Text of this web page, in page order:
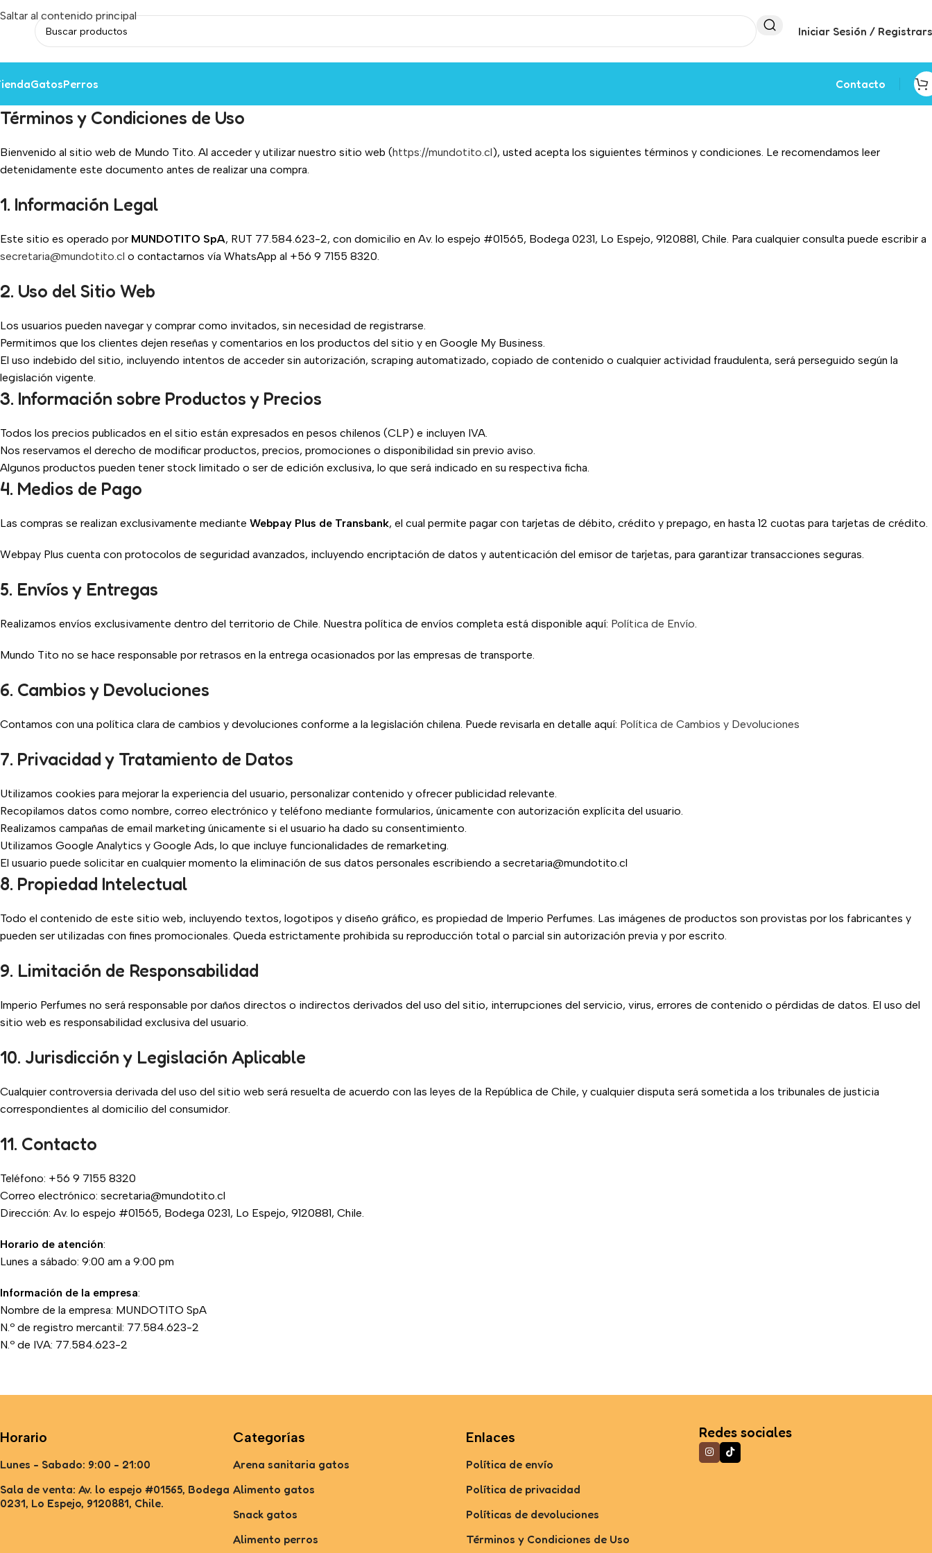
Saltar al contenido principal
Iniciar Sesión /
GatosPerros Contacto
Términos y Condiciones de Uso
Bienvenido al sitio web de Mundo Tito. Al acceder y utilizar nuestro sitio web (https://mundotito.cl), usted acepta los siguientes términos y condiciones. Le recomendamos leer
detenidamente este documento antes de realizar una compra.
1. Información Legal
Este sitio es operado por MUNDOTITO SpA, RUT 77.584.623-2, con domicilio en Av. lo espejo #01565, Bodega 0231, Lo Espejo, 9120881, Chile. Para cualquier consulta puede escribir a
secretaria@mundotito.cl o contactarnos vía WhatsApp al +56 9 7155 8320.
2. Uso del Sitio Web
Los usuarios pueden navegar y comprar como invitados, sin necesidad de registrarse.
Permitimos que los clientes dejen reseñas y comentarios en los productos del sitio y en Google My Business.
El uso indebido del sitio, incluyendo intentos de acceder sin autorización, scraping automatizado, copiado de contenido o cualquier actividad fraudulenta, será perseguido según la
legislación vigente.
3. Información sobre Productos y Precios
Todos los precios publicados en el sitio están expresados en pesos chilenos (CLP) e incluyen IVA.
Nos reservamos el derecho de modificar productos, precios, promociones o disponibilidad sin previo aviso.
Algunos productos pueden tener stock limitado o ser de edición exclusiva, lo que será indicado en su respectiva ficha.
4. Medios de Pago
Las compras se realizan exclusivamente mediante Webpay Plus de Transbank, el cual permite pagar con tarjetas de débito, crédito y prepago, en hasta 12 cuotas para tarjetas de crédito.
Webpay Plus cuenta con protocolos de seguridad avanzados, incluyendo encriptación de datos y autenticación del emisor de tarjetas, para garantizar transacciones seguras.
5. Envíos y Entregas
Realizamos envíos exclusivamente dentro del territorio de Chile. Nuestra política de envíos completa está disponible aquí: Política de Envío.
Mundo Tito no se hace responsable por retrasos en la entrega ocasionados por las empresas de transporte.
6. Cambios y Devoluciones
Contamos con una política clara de cambios y devoluciones conforme a la legislación chilena. Puede revisarla en detalle aquí: Política de Cambios y Devoluciones
7. Privacidad y Tratamiento de Datos
Utilizamos cookies para mejorar la experiencia del usuario, personalizar contenido y ofrecer publicidad relevante.
Recopilamos datos como nombre, correo electrónico y teléfono mediante formularios, únicamente con autorización explícita del usuario.
Realizamos campañas de email marketing únicamente si el usuario ha dado su consentimiento.
Utilizamos Google Analytics y Google Ads, lo que incluye funcionalidades de remarketing.
El usuario puede solicitar en cualquier momento la eliminación de sus datos personales escribiendo a secretaria@mundotito.cl
8. Propiedad Intelectual
Todo el contenido de este sitio web, incluyendo textos, logotipos y diseño gráfico, es propiedad de Imperio Perfumes. Las imágenes de productos son provistas por los fabricantes y
pueden ser utilizadas con fines promocionales. Queda estrictamente prohibida su reproducción total o parcial sin autorización previa y por escrito.
9. Limitación de Responsabilidad
Imperio Perfumes no será responsable por daños directos o indirectos derivados del uso del sitio, interrupciones del servicio, virus, errores de contenido o pérdidas de datos. El uso del
sitio web es responsabilidad exclusiva del usuario.
10. Jurisdicción y Legislación Aplicable
Cualquier controversia derivada del uso del sitio web será resuelta de acuerdo con las leyes de la República de Chile, y cualquier disputa será sometida a los tribunales de justicia
correspondientes al domicilio del consumidor.
11. Contacto
Teléfono: +56 9 7155 8320
Correo electrónico: secretaria@mundotito.cl
Dirección: Av. lo espejo #01565, Bodega 0231, Lo Espejo, 9120881, Chile.
Horario de atención:
Lunes a sábado: 9:00 am a 9:00 pm
Información de la empresa:
Nombre de la empresa: MUNDOTITO SpA
N.º de registro mercantil: 77.584.623-2
N.º de IVA: 77.584.623-2
Horario
Lunes - Sabado: 9:00 - 21:00
Sala de venta: Av. lo espejo #01565, Bodega
0231, Lo Espejo, 9120881, Chile.
Categorías
Arena sanitaria gatos
Alimento gatos
Snack gatos
Alimento perros
Enlaces
Política de envío
Política de privacidad
Políticas de devoluciones
Términos y Condiciones de Uso
Redes sociales